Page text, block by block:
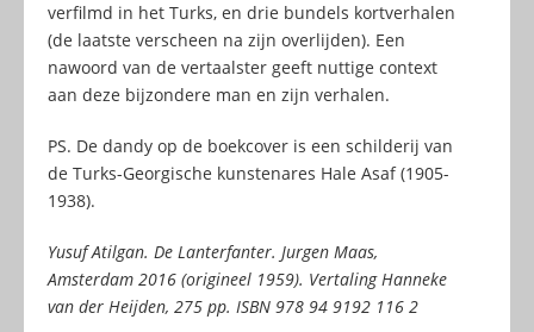
verfilmd in het Turks, en drie bundels kortverhalen
(de laatste verscheen na zijn overlijden). Een
nawoord van de vertaalster geeft nuttige context
aan deze bijzondere man en zijn verhalen.
PS. De dandy op de boekcover is een schilderij van
de Turks-Georgische kunstenares Hale Asaf (1905-
1938).
Yusuf Atilgan. De Lanterfanter. Jurgen Maas,
Amsterdam 2016 (origineel 1959). Vertaling Hanneke
van der Heijden, 275 pp. ISBN 978 94 9192 116 2